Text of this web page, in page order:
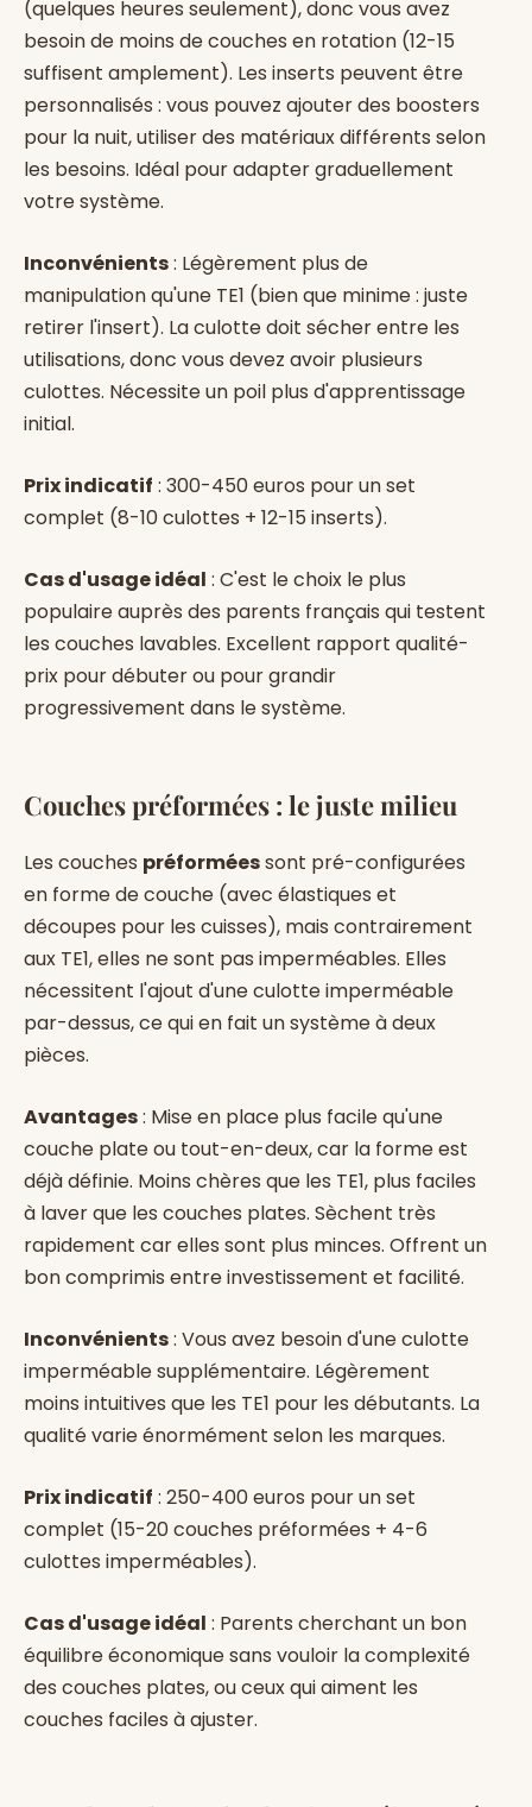
(quelques heures seulement), donc vous avez
besoin de moins de couches en rotation (12-15
suffisent amplement). Les inserts peuvent être
personnalisés : vous pouvez ajouter des boosters
pour la nuit, utiliser des matériaux différents selon
les besoins. Idéal pour adapter graduellement
votre système.
Inconvénients: Légèrement plus de
manipulation qu'une TE1 (bien que minime : juste
retirer l'insert). La culotte doit sécher entre les
utilisations, donc vous devez avoir plusieurs
culottes. Nécessite un poil plus d'apprentissage
initial.
Prix indicatif : 300-450 euros pour un set
complet (8-10 culottes + 12-15 inserts).
Cas d'usage idéal : C'est le choix le plus
populaire auprès des parents français qui testent
les couches lavables. Excellent rapport qualité-
prix pour débuter ou pour grandir
progressivement dans le système.
Couches préformées : le juste milieu
Les couches préforméessont pré-configurées
en forme de couche (avec élastiques et
découpes pour les cuisses), mais contrairement
aux TE1, elles ne sont pas imperméables. Elles
nécessitent l'ajout d'une culotte imperméable
par-dessus, ce qui en fait un système à deux
pièces.
Avantages: Mise en place plus facile qu'une
couche plate ou tout-en-deux, car la forme est
déjà définie. Moins chères que les TE1, plus faciles
à laver que les couches plates. Sèchent très
rapidement car elles sont plus minces. Offrent un
bon comprimis entre investissement et facilité.
Inconvénients: Vous avez besoin d'une culotte
imperméable supplémentaire. Légèrement
moins intuitives que les TE1 pour les débutants. La
qualité varie énormément selon les marques.
Prix indicatif : 250-400 euros pour un set
complet (15-20 couches préformées + 4-6
culottes imperméables).
Cas d'usage idéal : Parents cherchant un bon
équilibre économique sans vouloir la complexité
des couches plates, ou ceux qui aiment les
couches faciles à ajuster.